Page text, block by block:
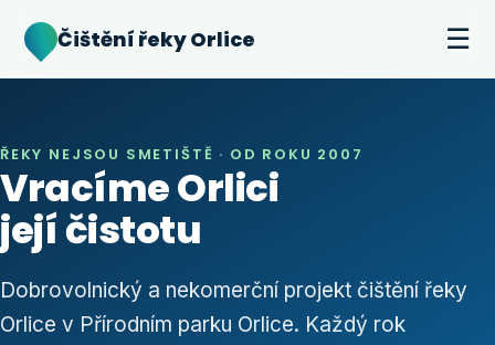
Čištění řeky Orlice ☰
ŘEKY NEJSOU SMETIŠTĚ · OD ROKU 2007
Vracíme Orlici
její čistotu
Dobrovolnický a nekomerční projekt čištění řeky
Orlice v Přírodním parku Orlice. Každý rok